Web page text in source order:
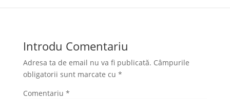
Introdu Comentariu
Adresa ta de email nu va fi publicată. Câmpurile
obligatorii sunt marcate cu *
Comentariu *